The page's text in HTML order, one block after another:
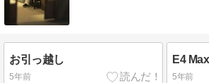
お引っ越し
5年前
E4
5年前